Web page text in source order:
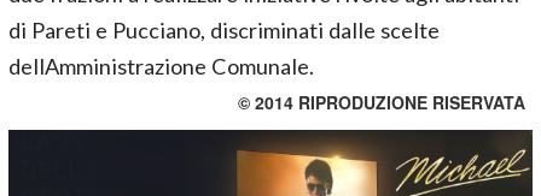
di Pareti e Pucciano, discriminati dalle scelte
dellAmministrazione Comunale.
© 2014 RIPRODUZIONE RISERVATA